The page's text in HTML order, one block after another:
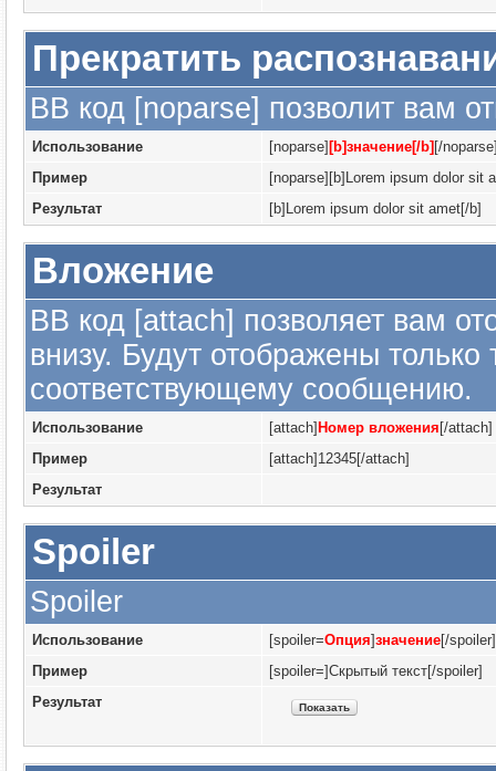
Прекратить
BB код [noparse] позволит вам
Использование [noparse] [b]значение[/b] [/
Пример
[noparse][b]Lorem ipsum dolor sit
Результат
[b]Lorem ipsum dolor sit amet[/b]
Вложение
BB код [attach] позволяет вам
внизу. Будут отображены
соответствующему сообщению.
Использование [attach] Номер вложения [/attach]
Пример
[attach]12345[/attach]
Результат
Spoiler
Spoiler
Использование [spoiler=Опция]значение[/spoiler]
Пример
[spoiler=]Скрытый текст[/spoiler]
Результат